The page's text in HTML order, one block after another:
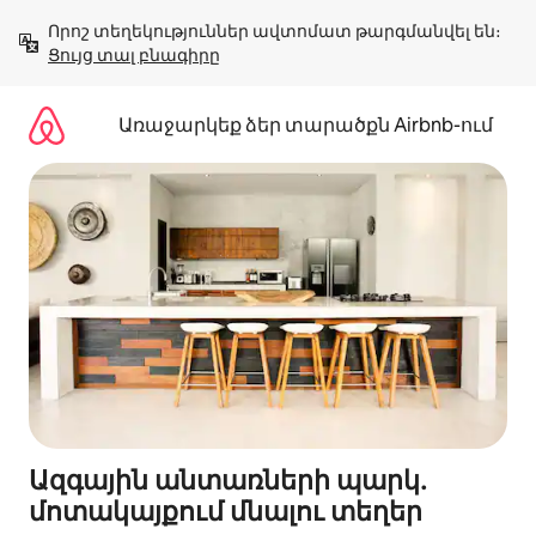
բովանդակությանը
Ցույց տալ բնագիրը
Առաջարկեք ձեր տարածքն Airbnb-ում
Ազգային անտառների պարկ․
մոտակայքում մնալու տեղեր